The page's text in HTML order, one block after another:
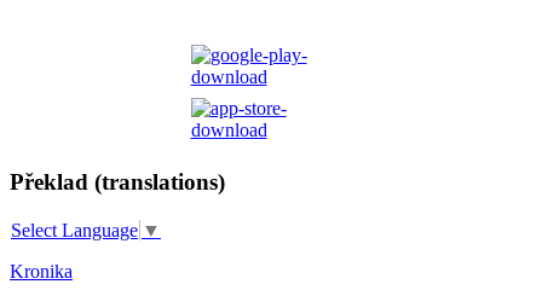
Překlad (translations)
Select Language ▼
Kronika